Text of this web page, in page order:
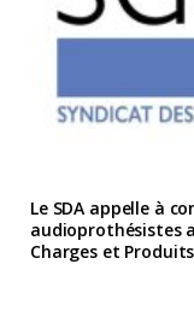
Le SDA appelle à
audioprothésistes
Charges et